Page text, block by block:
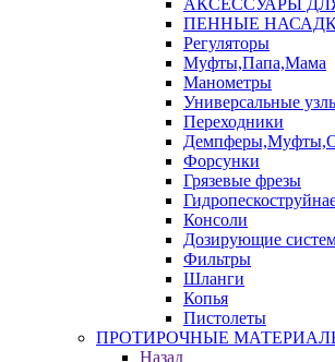
АКСЕССУАРЫ
ПЕННЫЕ
Регуляторы
Муфты,Папа,Мама
Манометры
Универсальные
Переходники
Форсунки
Грязевые фрезы
Консоли
Дозирующие
Фильтры
Шланги
Копья
Пистолеты
ПРОТИРОЧНЫЕ
Назад